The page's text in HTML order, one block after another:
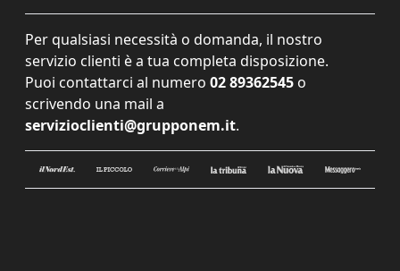
Per qualsiasi necessità o domanda, il nostro
servizio clienti è a tua completa disposizione.
Puoi contattarci al numero 02 89362545 o
scrivendo una mail a
servizioclienti@grupponem.it.